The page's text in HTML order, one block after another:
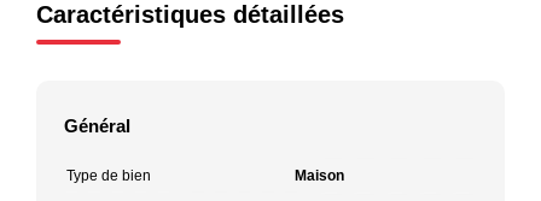
Caractéristiques détaillées
Général
Type de bien Maison